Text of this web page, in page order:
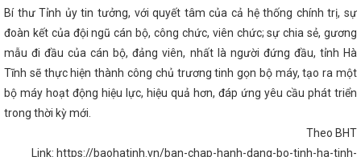
sinh Đại thi hào Nguyễn Du
CĐN Công Thương Hà Tĩnh tổ
Trang điểm “Đánh thức vẻ đẹp chính mình” nhân ngày Phụ nữ
dựng, chiến đấu và trưởng thành của Quân đội Nhân dân Việt
quả hoạt động quý I, triển khai nhiệm vụ quý II và hoạt động
THÔNG BÁO TỔ CHỨC LỄ HỘI CAM VÀ CÁC SẢN PHẨM HÀ TĨNH
sản xuất công nghiệp Hà Tĩnh tăng 8% trong năm 2026
CHÀO
THỐNG NGÀNH CÔNG THƯƠNG (14/5/1951 – 14/5/2025)
Chủ
việc làm để cải cách tiền lương từ 1/7
20/10 tại các CĐCS
nông thôn; chuyển đổi số và phổ biến chính sách về phát triển
Vingroup hỗ trợ Hà Tĩnh 15 xe cứu thương với trang thiết bị hiện
Bí thư Tỉnh ủy tin tưởng, với quyết tâm của cả hệ thống chính trị, sự
đoàn kết của đội ngũ cán bộ, công chức, viên chức; sự chia sẻ, gương
mẫu đi đầu của cán bộ, đảng viên, nhất là người đứng đầu, tỉnh Hà
Tĩnh sẽ thực hiện thành công chủ trương tinh gọn bộ máy, tạo ra một
bộ máy hoạt động hiệu lực, hiệu quả hơn, đáp ứng yêu cầu phát triển
trong thời kỳ mới.
Theo BHT
Link: https://baohatinh.vn/ban-chap-hanh-dang-bo-tinh-ha-tinh-